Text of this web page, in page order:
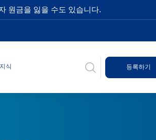
원금을 잃을 수도 있습니다.
지식 등록하기